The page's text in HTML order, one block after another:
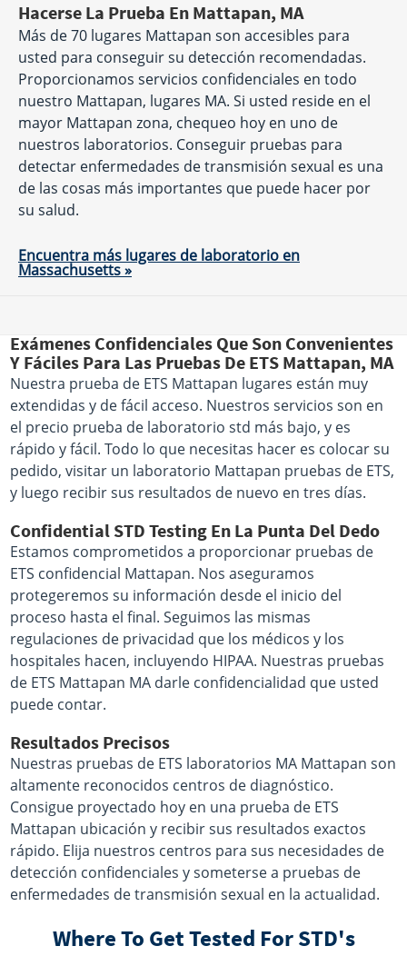
Hacerse La Prueba En Mattapan, MA
Más de 70 lugares Mattapan son accesibles para
usted para conseguir su detección recomendadas.
Proporcionamos servicios confidenciales en todo
nuestro Mattapan, lugares MA. Si usted reside en el
mayor Mattapan zona, chequeo hoy en uno de
nuestros laboratorios. Conseguir pruebas para
detectar enfermedades de transmisión sexual es una
de las cosas más importantes que puede hacer por
su salud.
Encuentra más lugares de laboratorio en
Massachusetts »
Exámenes Confidenciales Que Son Convenientes
Y Fáciles Para Las Pruebas De ETS Mattapan, MA
Nuestra prueba de ETS Mattapan lugares están muy
extendidas y de fácil acceso. Nuestros servicios son en
el precio prueba de laboratorio std más bajo, y es
rápido y fácil. Todo lo que necesitas hacer es colocar su
pedido, visitar un laboratorio Mattapan pruebas de ETS,
y luego recibir sus resultados de nuevo en tres días.
Confidential STD Testing En La Punta Del Dedo
Estamos comprometidos a proporcionar pruebas de
ETS confidencial Mattapan. Nos aseguramos
protegeremos su información desde el inicio del
proceso hasta el final. Seguimos las mismas
regulaciones de privacidad que los médicos y los
hospitales hacen, incluyendo HIPAA. Nuestras pruebas
de ETS Mattapan MA darle confidencialidad que usted
puede contar.
Resultados Precisos
Nuestras pruebas de ETS laboratorios MA Mattapan son
altamente reconocidos centros de diagnóstico.
Consigue proyectado hoy en una prueba de ETS
Mattapan ubicación y recibir sus resultados exactos
rápido. Elija nuestros centros para sus necesidades de
detección confidenciales y someterse a pruebas de
enfermedades de transmisión sexual en la actualidad.
Where To Get Tested For STD's